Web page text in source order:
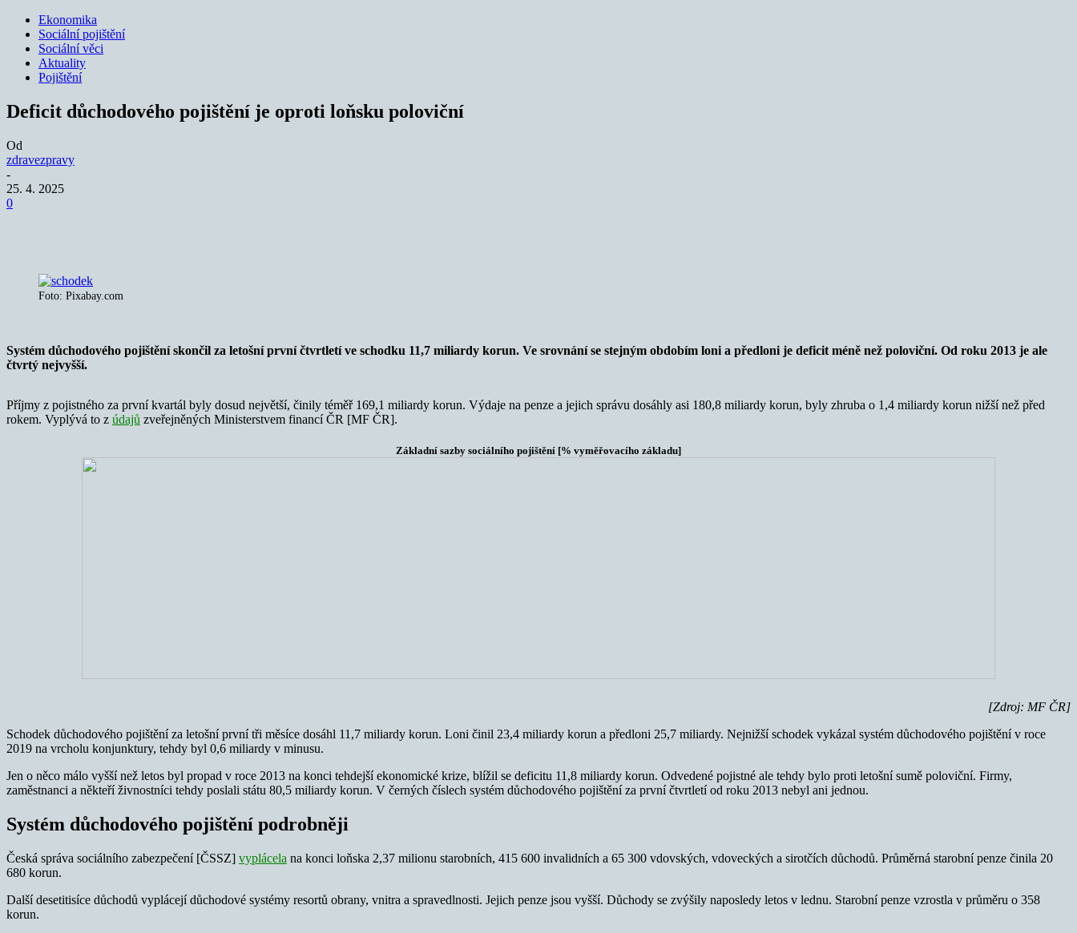
Ekonomika
Sociální pojištění
Sociální věci
Aktuality
Pojištění
Deficit důchodového pojištění je oproti loňsku poloviční
Od
zdravezpravy
-
25. 4. 2025
0
Foto: Pixabay.com
Systém důchodového pojištění skončil za letošní první čtvrtletí ve schodku 11,7 miliardy korun. Ve srovnání se stejným obdobím loni a předloni je deficit méně než poloviční. Od roku 2013 je ale
čtvrtý nejvyšší.
Příjmy z pojistného za první kvartál byly dosud největší, činily téměř 169,1 miliardy korun. Výdaje na penze a jejich správu dosáhly asi 180,8 miliardy korun, byly zhruba o 1,4 miliardy korun nižší než před
rokem. Vyplývá to z údajů zveřejněných Ministerstvem financí ČR [MF ČR].
Základní sazby sociálního pojištění [% vyměřovacího základu]
[Zdroj: MF ČR]
Schodek důchodového pojištění za letošní první tři měsíce dosáhl 11,7 miliardy korun. Loni činil 23,4 miliardy korun a předloni 25,7 miliardy. Nejnižší schodek vykázal systém důchodového pojištění v roce
2019 na vrcholu konjunktury, tehdy byl 0,6 miliardy v minusu.
Jen o něco málo vyšší než letos byl propad v roce 2013 na konci tehdejší ekonomické krize, blížil se deficitu 11,8 miliardy korun. Odvedené pojistné ale tehdy bylo proti letošní sumě poloviční. Firmy,
zaměstnanci a někteří živnostníci tehdy poslali státu 80,5 miliardy korun. V černých číslech systém důchodového pojištění za první čtvrtletí od roku 2013 nebyl ani jednou.
Systém důchodového pojištění podrobněji
Česká správa sociálního zabezpečení [ČSSZ] vyplácela na konci loňska 2,37 milionu starobních, 415 600 invalidních a 65 300 vdovských, vdoveckých a sirotčích důchodů. Průměrná starobní penze činila 20
680 korun.
Další desetitisíce důchodů vyplácejí důchodové systémy resortů obrany, vnitra a spravedlnosti. Jejich penze jsou vyšší. Důchody se zvýšily naposledy letos v lednu. Starobní penze vzrostla v průměru o 358
korun.